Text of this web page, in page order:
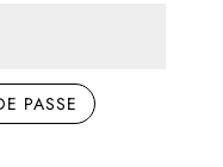
PASSE